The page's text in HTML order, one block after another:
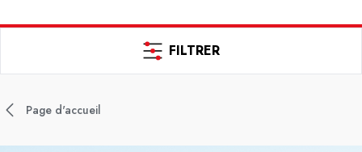
FILTRER
Page d'accueil